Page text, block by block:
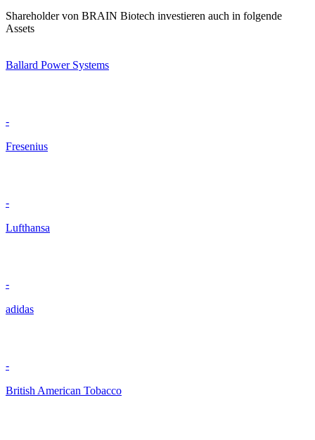
Shareholder von BRAIN Biotech investieren auch in folgende
Assets
Ballard Power Systems
-
Fresenius
-
Lufthansa
-
adidas
-
British American Tobacco